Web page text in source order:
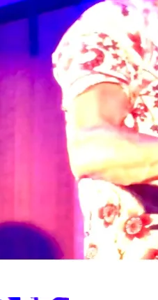
SHOPPING GUIDE
VOICE ALBUM
SAMURAI-DEN
たちの時空間へ